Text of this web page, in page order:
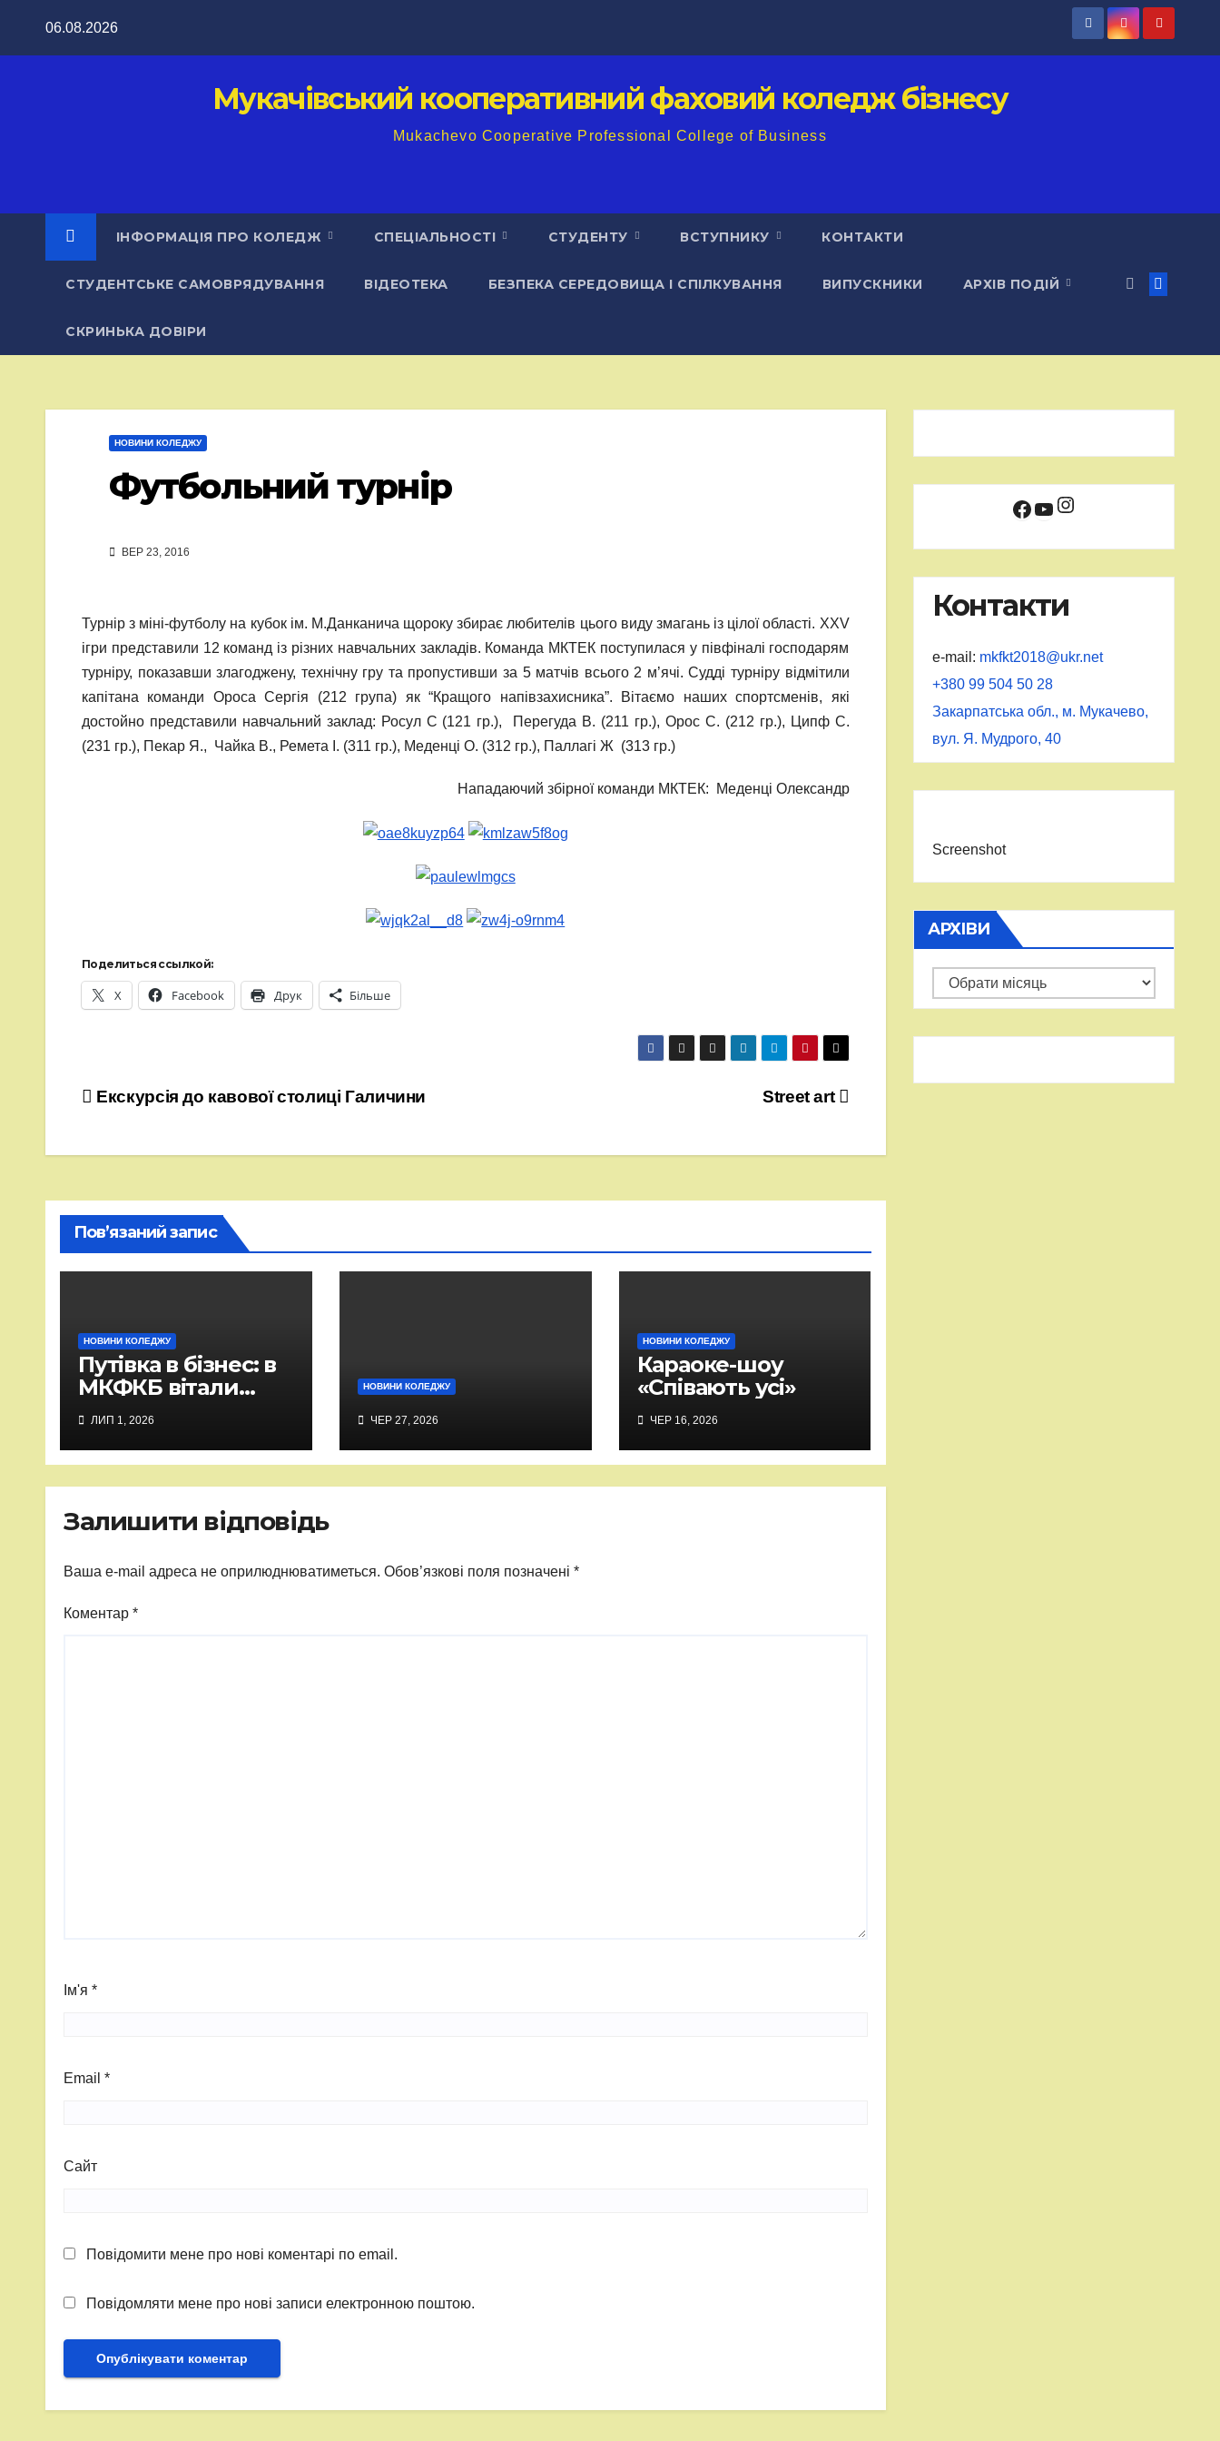
06.08.2026
Мукачівський кооперативний фаховий коледж бізнесу
Mukachevo Cooperative Professional College of Business
ІНФОРМАЦІЯ ПРО КОЛЕДЖ СПЕЦІАЛЬНОСТІ СТУДЕНТУ ВСТУПНИКУ КОНТАКТИ
СТУДЕНТСЬКЕ САМОВРЯДУВАННЯ ВІДЕОТЕКА БЕЗПЕКА СЕРЕДОВИЩА І СПІЛКУВАННЯ ВИПУСКНИКИ АРХІВ ПОДІЙ
СКРИНЬКА ДОВІРИ
НОВИНИ КОЛЕДЖУ
Футбольний турнір
ВЕР 23, 2016
Турнір з міні-футболу на кубок ім. М.Данканича щороку збирає любителів цього виду змагань із цілої області. ХХV
ігри представили 12 команд із різних навчальних закладів. Команда МКТЕК поступилася у півфіналі господарям
турніру, показавши злагоджену, технічну гру та пропустивши за 5 матчів всього 2 м’ячі. Судді турніру відмітили
капітана команди Ороса Сергія (212 група) як “Кращого напівзахисника”. Вітаємо наших спортсменів, які
достойно представили навчальний заклад: Росул С (121 гр.), Перегуда В. (211 гр.), Орос С. (212 гр.), Ципф С.
(231 гр.), Пекар Я., Чайка В., Ремета І. (311 гр.), Меденці О. (312 гр.), Паллагі Ж (313 гр.)
Нападаючий збірної команди МКТЕК: Меденці Олександр
Поделиться ссылкой:
X Facebook Друк Більше
Навігація
Street art
Екскурсія до кавової столиці Галичини
Пов’язаний запис
НОВИНИ КОЛЕДЖУ
Путівка в бізнес: в
МКФКБ вітали
випускників-2026
ЛИП 1, 2026
НОВИНИ КОЛЕДЖУ
ЧЕР 27, 2026
НОВИНИ КОЛЕДЖУ
Караоке-шоу
«Співають усі»
ЧЕР 16, 2026
Залишити відповідь
Ваша e-mail адреса не оприлюднюватиметься. Обов’язкові поля позначені *
Коментар *
Ім'я *
Email *
Сайт
Повідомити мене про нові коментарі по email.
Повідомляти мене про нові записи електронною поштою.
Facebook
YouTube
Instagram
Контакти
e-mail: mkfkt2018@ukr.net
+380 99 504 50 28
Закарпатська обл., м. Мукачево,
вул. Я. Мудрого, 40
Screenshot
АРХІВИ
Архіви